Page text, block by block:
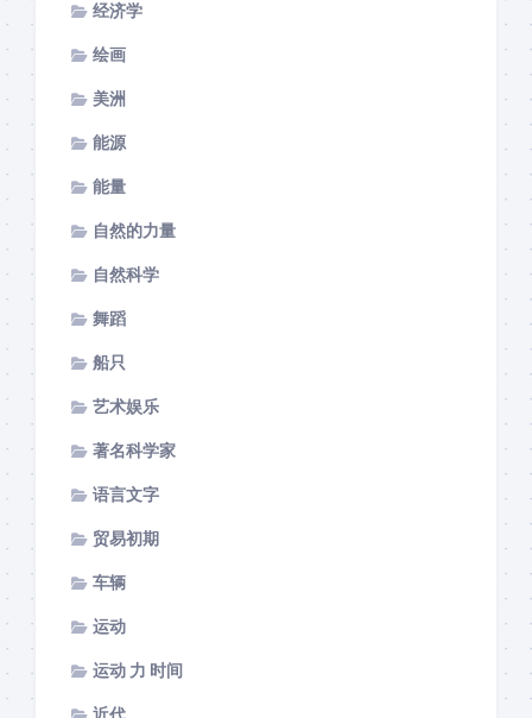
经济学
绘画
美洲
能源
能量
自然的力量
自然科学
舞蹈
船只
艺术娱乐
著名科学家
语言文字
贸易初期
车辆
运动
运动 力 时间